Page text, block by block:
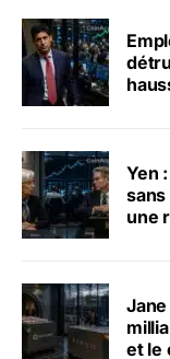
Yen
une
et le